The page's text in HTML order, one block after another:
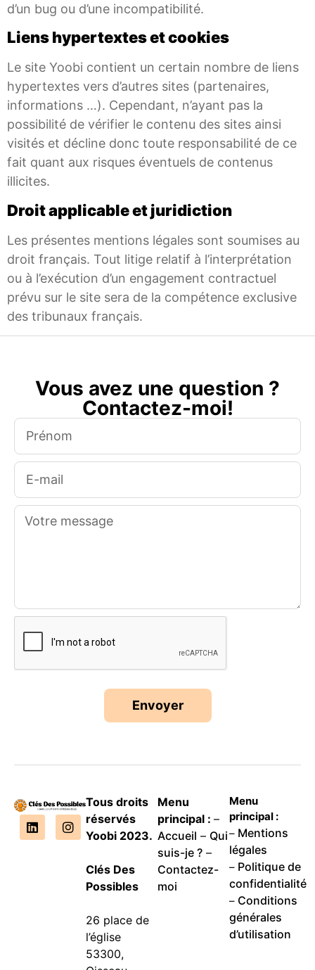
d’un bug ou d’une incompatibilité.
Liens hypertextes et cookies
Le site Yoobi contient un certain nombre de liens
hypertextes vers d’autres sites (partenaires,
informations …). Cependant, n’ayant pas la
possibilité de vérifier le contenu des sites ainsi
visités et décline donc toute responsabilité de ce
fait quant aux risques éventuels de contenus
illicites.
Droit applicable et juridiction
Les présentes mentions légales sont soumises au
droit français. Tout litige relatif à l’interprétation
ou à l’exécution d’un engagement contractuel
prévu sur le site sera de la compétence exclusive
des tribunaux français.
Vous avez une question ?
Contactez-moi!
Envoyer
Tous droits
réservés
Yoobi 2023.
Clés Des
Possibles
26 place de
l’église
53300,
Menu
principal : –
Accueil – Qui
suis-je ? –
Contactez-
moi
Menu
principal :
– Mentions
légales
– Politique de
confidentialité
– Conditions
générales
d’utilisation